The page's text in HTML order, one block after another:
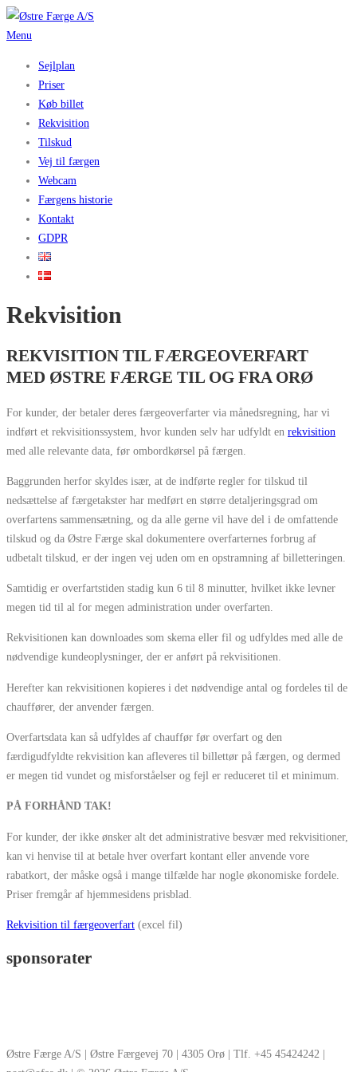
Spring
til
Menu
Sejlplan
Priser
Køb billet
Rekvisition
Tilskud
Vej til færgen
Webcam
Færgens historie
Kontakt
GDPR
Rekvisition
REKVISITION TIL FÆRGEOVERFART
MED ØSTRE FÆRGE TIL OG FRA ORØ
For kunder, der betaler deres færgeoverfarter via månedsregning, har vi
indført et rekvisitionssystem, hvor kunden selv har udfyldt en rekvisition
med alle relevante data, før ombordkørsel på færgen.
Baggrunden herfor skyldes især, at de indførte regler for tilskud til
nedsættelse af færgetakster har medført en større detaljeringsgrad om
overfartens sammensætning, og da alle gerne vil have del i de omfattende
tilskud og da Østre Færge skal dokumentere overfarternes forbrug af
udbetalt tilskud, er der ingen vej uden om en opstramning af billetteringen.
Samtidig er overfartstiden stadig kun 6 til 8 minutter, hvilket ikke levner
megen tid til al for megen administration under overfarten.
Rekvisitionen kan downloades som skema eller fil og udfyldes med alle de
nødvendige kundeoplysninger, der er anført på rekvisitionen.
Herefter kan rekvisitionen kopieres i det nødvendige antal og fordeles til de
chauffører, der anvender færgen.
Overfartsdata kan så udfyldes af chauffør før overfart og den
færdigudfyldte rekvisition kan afleveres til billettør på færgen, og dermed
er megen tid vundet og misforståelser og fejl er reduceret til et minimum.
PÅ FORHÅND TAK!
For kunder, der ikke ønsker alt det administrative besvær med rekvisitioner,
kan vi henvise til at betale hver overfart kontant eller anvende vore
rabatkort, der måske også i mange tilfælde har nogle økonomiske fordele.
Priser fremgår af hjemmesidens prisblad.
Rekvisition til færgeoverfart (excel fil)
sponsorater
Østre Færge A/S | Østre Færgevej 70 | 4305 Orø | Tlf. +45 45424242 |